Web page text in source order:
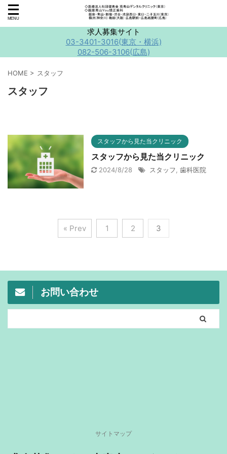
求人募集サイト
03-3401-3016(東京・横浜)
082-506-3106(広島)
HOME > スタッフ
スタッフ
スタッフから見た当クリニック
スタッフから見た当クリニック
2024/8/28 スタッフ 歯科医院
« Prev 1 2 3
お問い合わせ
サイトマップ